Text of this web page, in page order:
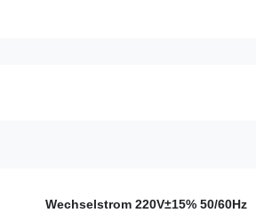
Wechselstrom 220V±15% 50/60Hz